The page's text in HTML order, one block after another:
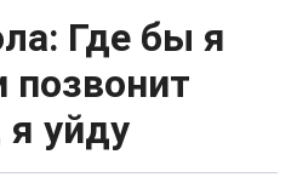
Где бы я
позвонит
я уйду